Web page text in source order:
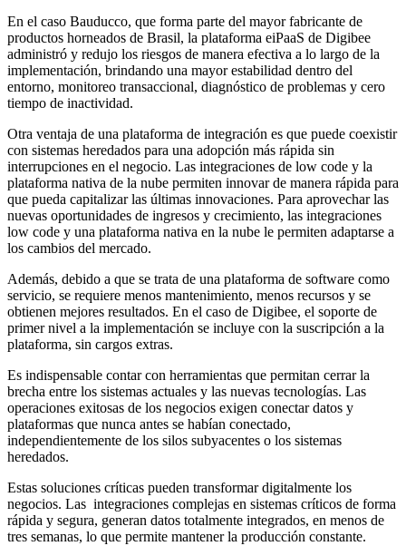
En el caso Bauducco, que forma parte del mayor fabricante de
productos horneados de Brasil, la plataforma eiPaaS de Digibee
administró y redujo los riesgos de manera efectiva a lo largo de la
implementación, brindando una mayor estabilidad dentro del
entorno, monitoreo transaccional, diagnóstico de problemas y cero
tiempo de inactividad.
Otra ventaja de una plataforma de integración es que puede coexistir
con sistemas heredados para una adopción más rápida sin
interrupciones en el negocio. Las integraciones de low code y la
plataforma nativa de la nube permiten innovar de manera rápida para
que pueda capitalizar las últimas innovaciones. Para aprovechar las
nuevas oportunidades de ingresos y crecimiento, las integraciones
low code y una plataforma nativa en la nube le permiten adaptarse a
los cambios del mercado.
Además, debido a que se trata de una plataforma de software como
servicio, se requiere menos mantenimiento, menos recursos y se
obtienen mejores resultados. En el caso de Digibee, el soporte de
primer nivel a la implementación se incluye con la suscripción a la
plataforma, sin cargos extras.
Es indispensable contar con herramientas que permitan cerrar la
brecha entre los sistemas actuales y las nuevas tecnologías. Las
operaciones exitosas de los negocios exigen conectar datos y
plataformas que nunca antes se habían conectado,
independientemente de los silos subyacentes o los sistemas
heredados.
Estas soluciones críticas pueden transformar digitalmente los
negocios. Las integraciones complejas en sistemas críticos de forma
rápida y segura, generan datos totalmente integrados, en menos de
tres semanas, lo que permite mantener la producción constante.